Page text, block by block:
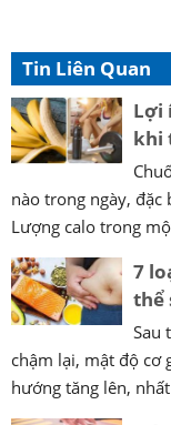
Tin Liên Quan
Lợi
khi
nào trong ngày,
Lượng calo trong
7
thể
Sau
chậm lại, mật độ cơ
hướng tăng lên,